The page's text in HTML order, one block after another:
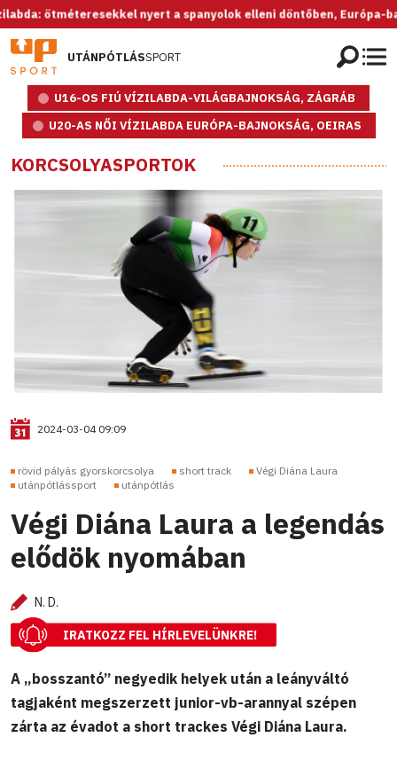
nyert a spanyolok elleni döntőben, Európa-bajnok
UTÁNPÓTLÁSSPORT
U16-OS FIÚ VÍZILABDA-VILÁGBAJNOKSÁG, ZÁGRÁB
U20-AS NŐI VÍZILABDA EURÓPA-BAJNOKSÁG, OEIRAS
KORCSOLYASPORTOK
2024-03-04 09:09
rövid pályás gyorskorcsolya short track
Végi Diána Laura
utánpótlássport
utánpótlás
Végi Diána Laura a legendás
elődök nyomában
N. D.
IRATKOZZ FEL HÍRLEVELÜNKRE!
A „bosszantó” negyedik helyek után a leányváltó
tagjaként megszerzett junior-vb-arannyal szépen
zárta az évadot a short trackes Végi Diána Laura.